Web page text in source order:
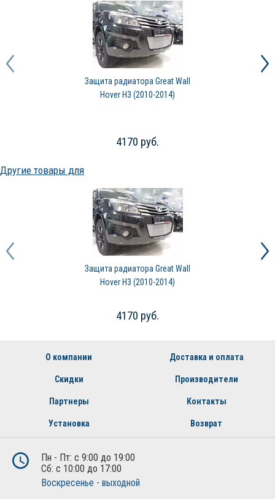
Защита радиатора Great Wall
Hover H3 (2010-2014)
4170 руб.
Другие товары для
Защита радиатора Great Wall
Hover H3 (2010-2014)
4170 руб.
О компании Доставка и оплата
Скидки Производители
Партнеры Контакты
Установка Возврат
Пн - Пт: с 9:00 до 19:00
Сб: с 10:00 до 17:00
Воскресенье - выходной